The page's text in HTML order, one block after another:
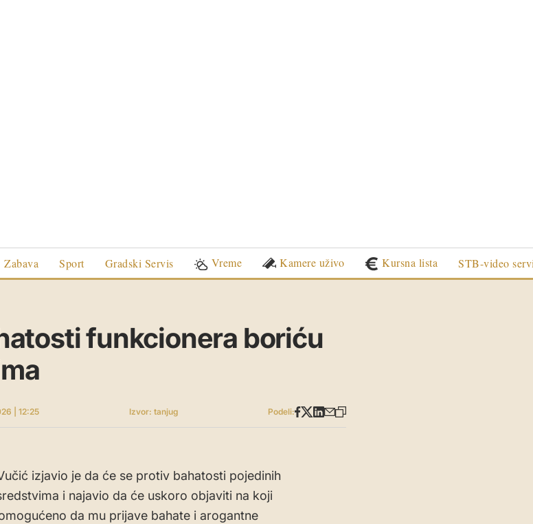
Zabava Sport Gradski Servis Vreme Kamere uživo Kursna lista STB-video
funkcionera boriću
| 12:25 Izvor: tanjug Podeli:
izjavio je da će se protiv bahatosti pojedinih
i najavio da će uskoro objaviti na koji
da mu prijave bahate i arogantne